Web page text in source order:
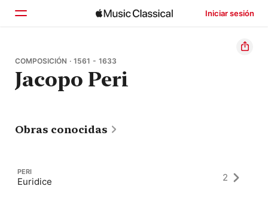
Iniciar sesión
Inicio
Explorar
COMPOSICIÓN · 1561 - 1633
Jacopo Peri
Obras conocidas
PERI
Euridice 2